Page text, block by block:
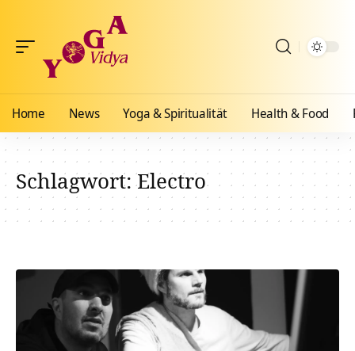
Home News Yoga & Spiritualität Health & Food
Schlagwort:Electro